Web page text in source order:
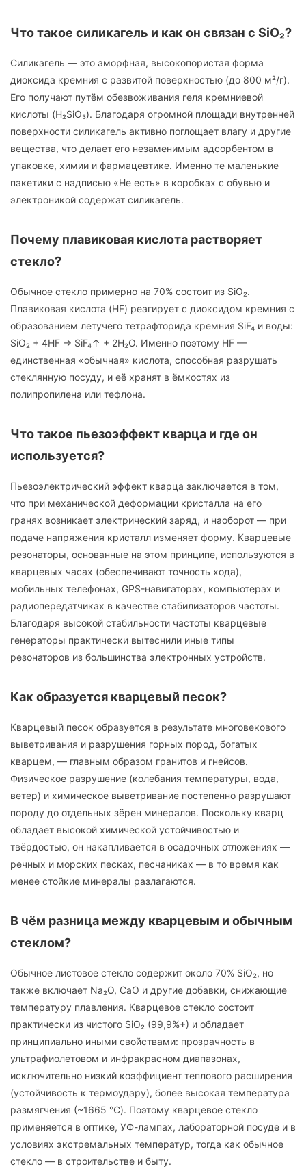
Что такое силикагель и как он связан с SiO₂?
Силикагель — это аморфная, высокопористая форма
диоксида кремния с развитой поверхностью (до 800 м²/г).
Его получают путём обезвоживания геля кремниевой
кислоты (H₂SiO₃). Благодаря огромной площади внутренней
поверхности силикагель активно поглощает влагу и другие
вещества, что делает его незаменимым адсорбентом в
упаковке, химии и фармацевтике. Именно те маленькие
пакетики с надписью «Не есть» в коробках с обувью и
электроникой содержат силикагель.
Почему плавиковая кислота растворяет
стекло?
Обычное стекло примерно на 70% состоит из SiO₂.
Плавиковая кислота (HF) реагирует с диоксидом кремния с
образованием летучего тетрафторида кремния SiF₄ и воды:
SiO₂ + 4HF → SiF₄↑ + 2H₂O. Именно поэтому HF —
единственная «обычная» кислота, способная разрушать
стеклянную посуду, и её хранят в ёмкостях из
полипропилена или тефлона.
Что такое пьезоэффект кварца и где он
используется?
Пьезоэлектрический эффект кварца заключается в том,
что при механической деформации кристалла на его
гранях возникает электрический заряд, и наоборот — при
подаче напряжения кристалл изменяет форму. Кварцевые
резонаторы, основанные на этом принципе, используются в
кварцевых часах (обеспечивают точность хода),
мобильных телефонах, GPS-навигаторах, компьютерах и
радиопередатчиках в качестве стабилизаторов частоты.
Благодаря высокой стабильности частоты кварцевые
генераторы практически вытеснили иные типы
резонаторов из большинства электронных устройств.
Как образуется кварцевый песок?
Кварцевый песок образуется в результате многовекового
выветривания и разрушения горных пород, богатых
кварцем, — главным образом гранитов и гнейсов.
Физическое разрушение (колебания температуры, вода,
ветер) и химическое выветривание постепенно разрушают
породу до отдельных зёрен минералов. Поскольку кварц
обладает высокой химической устойчивостью и
твёрдостью, он накапливается в осадочных отложениях —
речных и морских песках, песчаниках — в то время как
менее стойкие минералы разлагаются.
В чём разница между кварцевым и обычным
стеклом?
Обычное листовое стекло содержит около 70% SiO₂, но
также включает Na₂O, CaO и другие добавки, снижающие
температуру плавления. Кварцевое стекло состоит
практически из чистого SiO₂ (99,9%+) и обладает
принципиально иными свойствами: прозрачность в
ультрафиолетовом и инфракрасном диапазонах,
исключительно низкий коэффициент теплового расширения
(устойчивость к термоудару), более высокая температура
размягчения (~1665 °C). Поэтому кварцевое стекло
применяется в оптике, УФ-лампах, лабораторной посуде и в
условиях экстремальных температур, тогда как обычное
стекло — в строительстве и быту.